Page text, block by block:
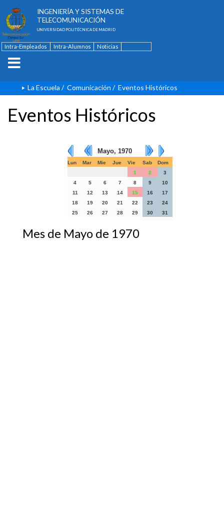
INGENIERÍA Y SISTEMAS DE
TELECOMUNICACIÓN
UNIVERSIDAD POLITÉCNICA DE MADRID
Intra-Empleados Intra-Alumnos
Noticias
La Escuela / Comunicación / Eventos Históricos
Eventos Históricos
Mayo, 1970
Lun Mar Mie Jue Vie Sab
Dom
1
2
3
4
5 6 7 8 9
10
11
12 13 14 15 16
17
18
19 20 21 22 23
24
25
26 27 28 29 30 31
Mes de Mayo de 1970